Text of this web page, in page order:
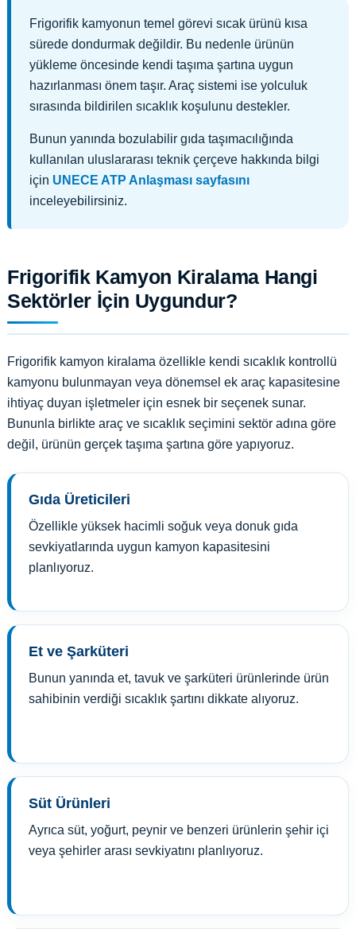
Frigorifik kamyonun temel görevi sıcak ürünü kısa
sürede dondurmak değildir. Bu nedenle ürünün
yükleme öncesinde kendi taşıma şartına uygun
hazırlanması önem taşır. Araç sistemi ise yolculuk
sırasında bildirilen sıcaklık koşulunu destekler.
Bunun yanında bozulabilir gıda taşımacılığında
kullanılan uluslararası teknik çerçeve hakkında bilgi
için UNECE ATP Anlaşması sayfasını
inceleyebilirsiniz.
Frigorifik Kamyon Kiralama Hangi
Sektörler İçin Uygundur?
Frigorifik kamyon kiralama özellikle kendi sıcaklık kontrollü
kamyonu bulunmayan veya dönemsel ek araç kapasitesine
ihtiyaç duyan işletmeler için esnek bir seçenek sunar.
Bununla birlikte araç ve sıcaklık seçimini sektör adına göre
değil, ürünün gerçek taşıma şartına göre yapıyoruz.
Gıda Üreticileri
Özellikle yüksek hacimli soğuk veya donuk gıda
sevkiyatlarında uygun kamyon kapasitesini
planlıyoruz.
Et ve Şarküteri
Bunun yanında et, tavuk ve şarküteri ürünlerinde ürün
sahibinin verdiği sıcaklık şartını dikkate alıyoruz.
Süt Ürünleri
Ayrıca süt, yoğurt, peynir ve benzeri ürünlerin şehir içi
veya şehirler arası sevkiyatını planlıyoruz.